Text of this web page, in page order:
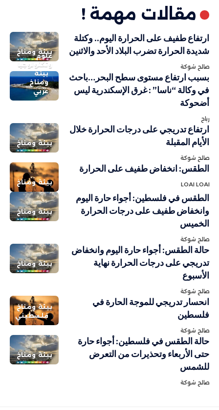
مقالات مهمة !
بيئة ومناخ
ارتفاع طفيف على الحرارة اليوم.. وكتلة
شديدة الحرارة تضرب البلاد الأحد والاثنين
صالح شوكة
علوم
وتكنولوجيا
بيئة
ومناخ
عربي
بسبب ارتفاع مستوى سطح البحر…باحث
في وكالة “ناسا” : غرق الإسكندرية ليس
أضحوكة
رباح
بيئة ومناخ
ارتفاع تدريجي على درجات الحرارة خلال
الأيام المقبلة
صالح شوكة
بيئة ومناخ
الطقس: انخفاض طفيف على الحرارة
LOAI LOAI
بيئة ومناخ
الطقس في فلسطين: أجواء حارة اليوم
وانخفاض طفيف على درجات الحرارة
الخميس
صالح شوكة
بيئة ومناخ
حالة الطقس: أجواء حارة اليوم وانخفاض
تدريجي على درجات الحرارة نهاية
الأسبوع
صالح شوكة
بيئة ومناخ
فلسطيني
انحسار تدريجي للموجة الحارة في
فلسطين
صالح شوكة
بيئة ومناخ
حالة الطقس في فلسطين: أجواء حارة
حتى الأربعاء وتحذيرات من التعرض
للشمس
صالح شوكة